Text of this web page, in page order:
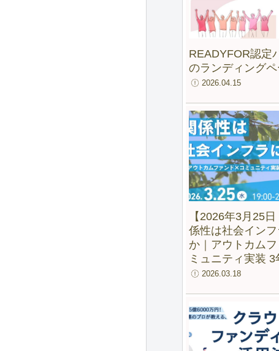
READYFOR認定
のランディング
2026.04.15
【2026年3月25
係性は社会イン
か｜アウトカム
ミュニティ実装 3
実験から見えた変
2026.03.18